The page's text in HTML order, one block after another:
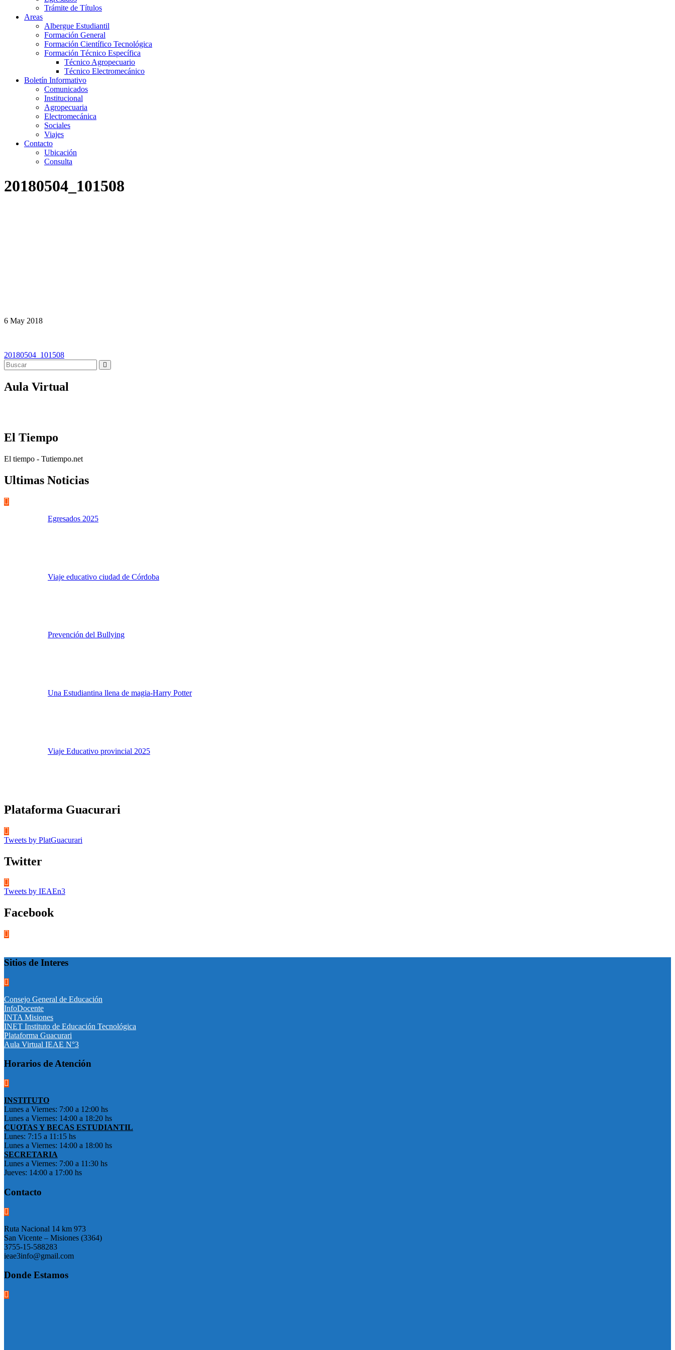
Trámite de Títulos
Areas
Albergue Estudiantil
Formación General
Formación Científico Tecnológica
Formación Técnico Específica
Técnico Agropecuario
Técnico Electromecánico
Boletín Informativo
Comunicados
Institucional
Agropecuaria
Electromecánica
Sociales
Viajes
Contacto
Ubicación
Consulta
20180504_101508
6 May 2018
Navegación
de
entradas
20180504_101508
Aula Virtual
El Tiempo
El tiempo - Tutiempo.net
Ultimas Noticias
Egresados 2025
Viaje educativo ciudad de Córdoba
Prevención del Bullying
Una Estudiantina llena de magia-Harry Potter
Viaje Educativo provincial 2025
Plataforma Guacurari
Tweets by PlatGuacurari
Twitter
Tweets by IEAEn3
Facebook
Sitios de Interes
Consejo General de Educación
InfoDocente
INTA Misiones
INET Instituto de Educación Tecnológica
Plataforma Guacurari
Aula Virtual IEAE N°3
Horarios de Atención
INSTITUTO
Lunes a Viernes: 7:00 a 12:00 hs
Lunes a Viernes: 14:00 a 18:20 hs
CUOTAS Y BECAS ESTUDIANTIL
Lunes: 7:15 a 11:15 hs
Lunes a Viernes: 14:00 a 18:00 hs
SECRETARIA
Lunes a Viernes: 7:00 a 11:30 hs
Jueves: 14:00 a 17:00 hs
Contacto
Ruta Nacional 14 km 973
San Vicente – Misiones (3364)
3755-15-588283
ieae3info@gmail.com
Donde Estamos